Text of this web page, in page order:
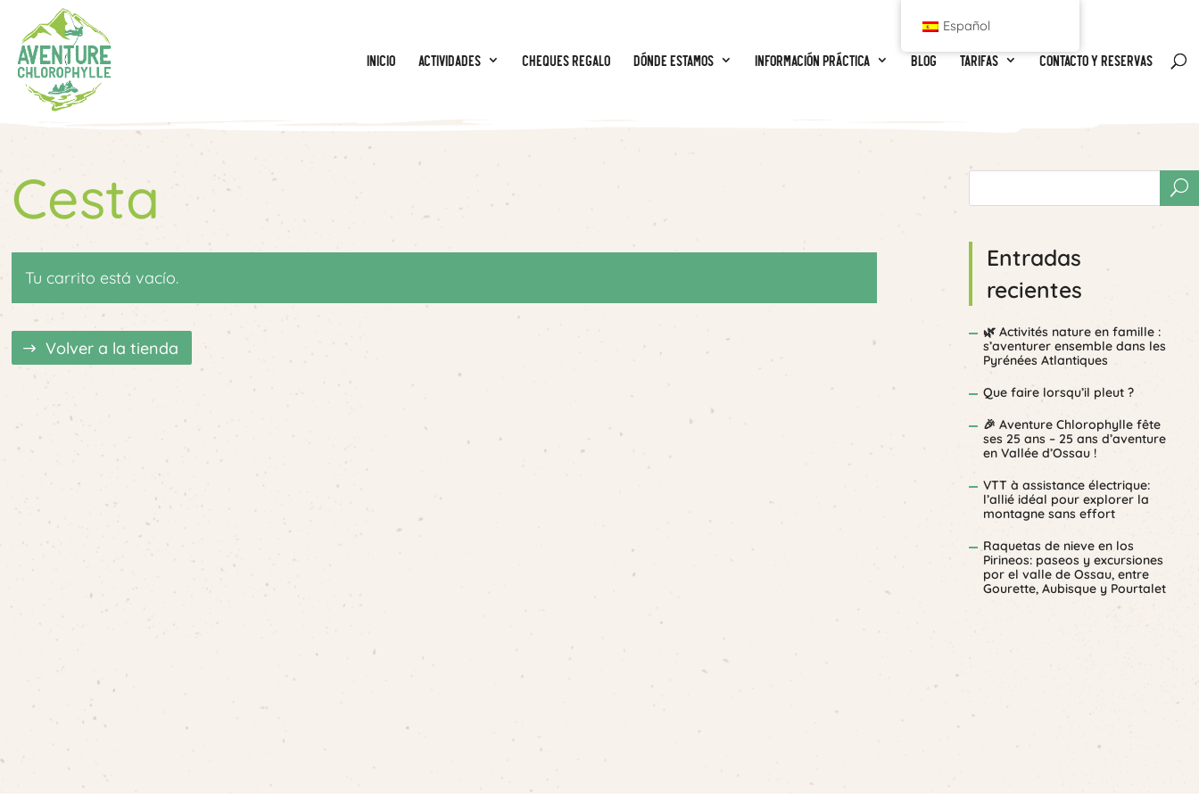
Inicio Actividades CHEQUES REGALO Dónde estamos Información práctica Blog Tarifas Contacto y reservas
Cesta
Tu carrito está vacío.
Volver a la tienda
Entradas
recientes
🌿 Activités nature en famille :
s’aventurer ensemble dans les
Pyrénées Atlantiques
Que faire lorsqu’il pleut ?
🎉 Aventure Chlorophylle fête
ses 25 ans – 25 ans d’aventure
en Vallée d’Ossau !
VTT à assistance électrique:
l’allié idéal pour explorer la
montagne sans effort
Raquetas de nieve en los
Pirineos: paseos y excursiones
por el valle de Ossau, entre
Gourette, Aubisque y Pourtalet
Español